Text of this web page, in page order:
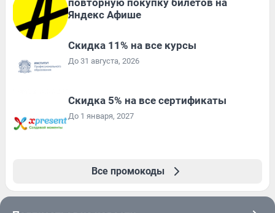
повторную покупку билетов на
Яндекс Афише
Скидка 11% на все курсы
До 31 августа, 2026
Скидка 5% на все сертификаты
До 1 января, 2027
Все промокоды